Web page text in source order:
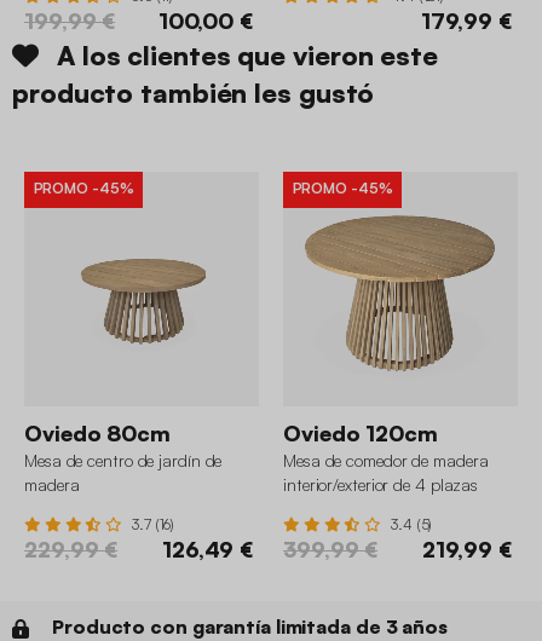
199,99 € 100,00 € 179,99 €
A los clientes que vieron este
producto también les gustó
PROMO -45%
Oviedo 80cm
Mesa de centro de jardín de
madera
3.7 (16)
229,99 € 126,49 €
PROMO -45%
Oviedo 120cm
Mesa de comedor de madera
interior/exterior de 4 plazas
3.4 (5)
399,99 € 219,99 €
Producto con garantía limitada de 3 años